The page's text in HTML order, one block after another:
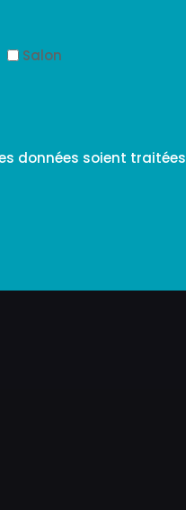
Salon
données soient traitées